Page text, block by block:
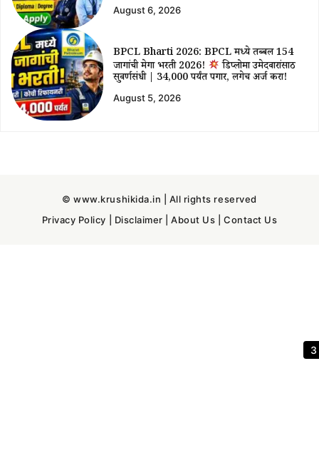
August 6, 2026
BPCL Bharti 2026: BPCL मध्ये तब्बल 154
जागांची मेगा भरती 2026!
डिप्लोमा उमेदवारांसाठी
सुवर्णसंधी | ₹34,000 पर्यंत पगार, लगेच अर्ज करा!
August 5, 2026
© www.krushikida.in | All rights reserved
Privacy Policy
Disclaimer |About Us |Contact Us
2